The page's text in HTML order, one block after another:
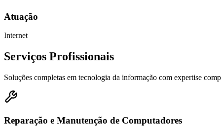
Atuação
Internet
Serviços Profissionais
Soluções completas em tecnologia da informação com expertise
Reparação e Manutenção de Computadores